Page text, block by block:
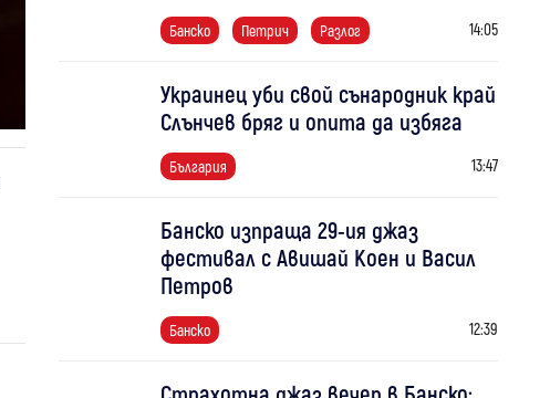
Банско Петрич Разлог 14:05
Украинец уби свой сънародник край
Слънчев бряг и опита да избяга
България 13:47
Банско изпраща 29-ия джаз
фестивал с Авишай Коен и Васил
Петров
Банско 12:39